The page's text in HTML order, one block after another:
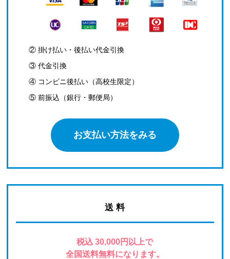
② 掛け払い・後払い代金引換
③ 代金引換
④ コンビニ後払い（高校生限定）
⑤ 前振込（銀行・郵便局）
お支払い方法をみる
送 料
税込 30,000円以上で
全国送料無料になります。